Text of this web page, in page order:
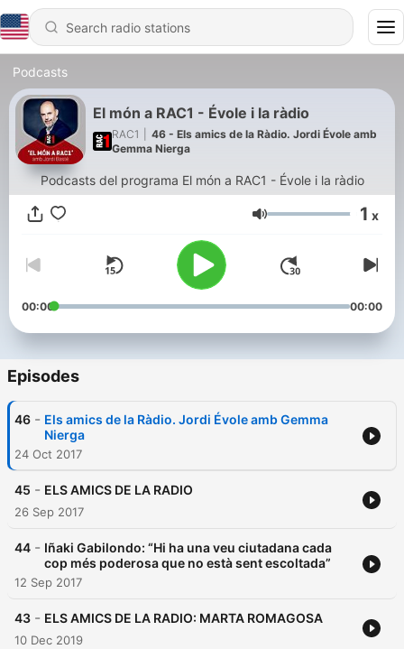
Podcasts
El món a RAC1 - Évole i la ràdio
RAC1
46 - Els amics de la Ràdio. Jordi Évole amb
Gemma Nierga
Podcasts del programa El món a RAC1 - Évole i la ràdio
Volume 1 x
00:00 00:00
Episodes
46 - Els amics de la Ràdio. Jordi Évole amb Gemma
Nierga
24 Oct 2017
45 - ELS AMICS DE LA RADIO
26 Sep 2017
44 - Iñaki Gabilondo: “Hi ha una veu ciutadana cada
cop més poderosa que no està sent escoltada”
12 Sep 2017
43 - ELS AMICS DE LA RADIO: MARTA ROMAGOSA
10 Dec 2019